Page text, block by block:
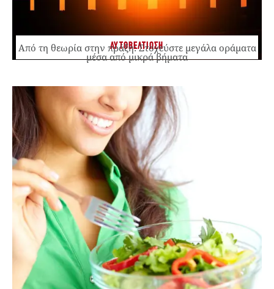
ΑΥΤΟΒΕΛΤΙΩΣΗ
Από τη θεωρία στην πράξη: Στοχεύστε μεγάλα οράματα
μέσα από μικρά βήματα